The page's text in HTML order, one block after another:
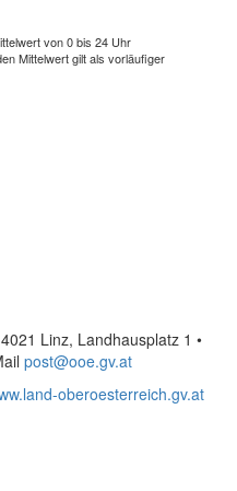
von 0 bis 24 Uhr
Mittelwert gilt als vorläufiger
Linz, Landhausplatz 1 •
post@ooe.gv.at
oberoesterreich.gv.at